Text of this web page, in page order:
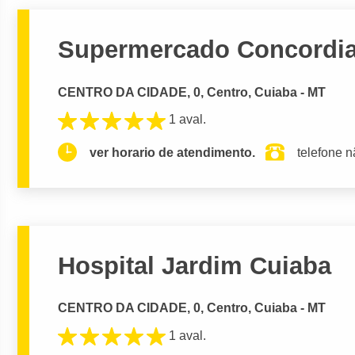
Supermercado
CENTRO DA CIDADE, 0, Centro, Cuiaba - MT
1 aval.
ver horario de atendimento. telefone
Hospital Jardim Cuiaba
CENTRO DA CIDADE, 0, Centro, Cuiaba - MT
1 aval.